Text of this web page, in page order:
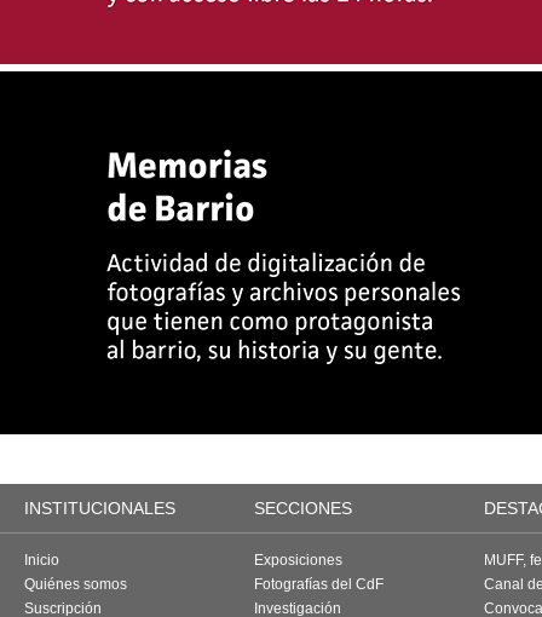
INSTITUCIONALES SECCIONES
Inicio
Quiénes somos
Suscripción
Exposiciones
Fotografías del CdF
Investigación
MUFF,
Canal